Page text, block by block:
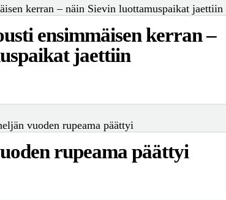
ensimmäisen kerran –
jaettiin
rupeama päättyi